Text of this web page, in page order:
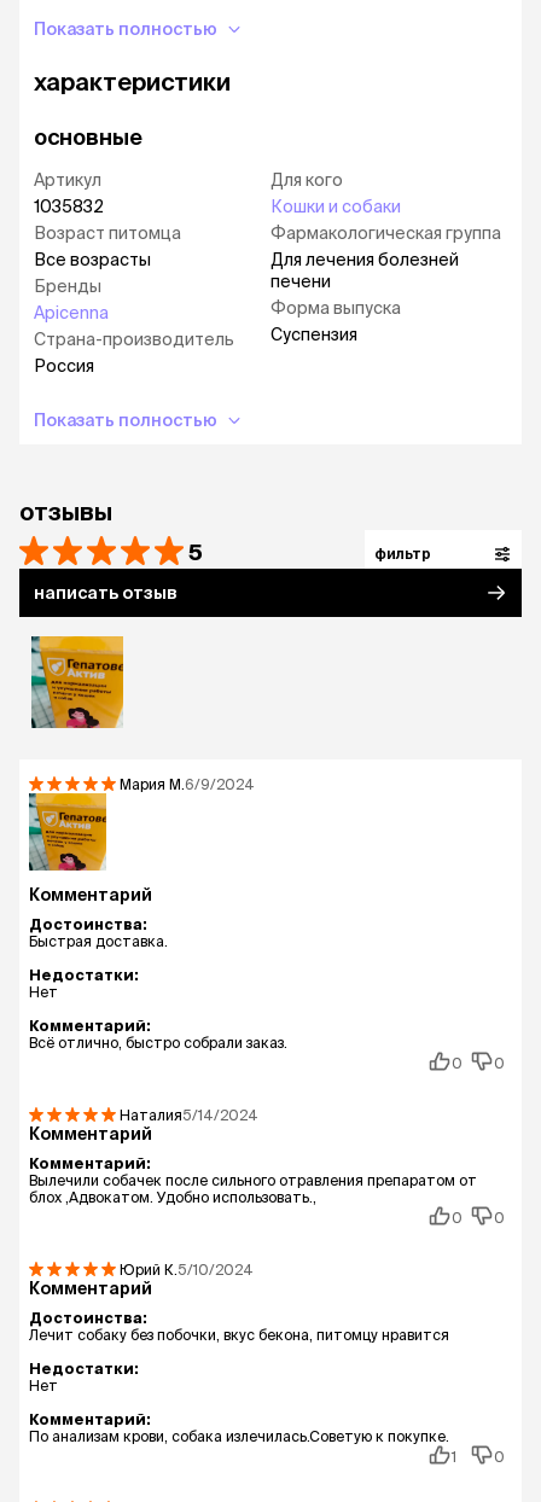
процессы секреции и выведения желчи.
функциональное состояние печени и ее
сохранению и восстановлению структуры
печени.
Показать полностью
характеристики
основные
Артикул
1035832
Возраст питомца
Все возрасты
Бренды
Apicenna
Страна-производитель
Россия
Для кого
Кошки и собаки
Фармакологическая группа
Для лечения болезней
печени
Форма выпуска
Суспензия
Показать полностью
отзывы
5 фильтр
написать отзыв
Мария М. 6/9/2024
Комментарий
Достоинства:
Быстрая доставка.
Недостатки:
Нет
Комментарий:
Всё отлично, быстро собрали заказ.
0
0
Наталия5/14/2024
Комментарий
Комментарий:
Вылечили собачек после сильного отравления препаратом от
блох ,Адвокатом. Удобно использовать.,
0
0
Юрий К. 5/10/2024
Комментарий
Достоинства:
Лечит собаку без побочки, вкус бекона, питомцу нравится
Недостатки:
Нет
Комментарий:
По анализам крови, собака излечилась.Советую к покупке.
1
0